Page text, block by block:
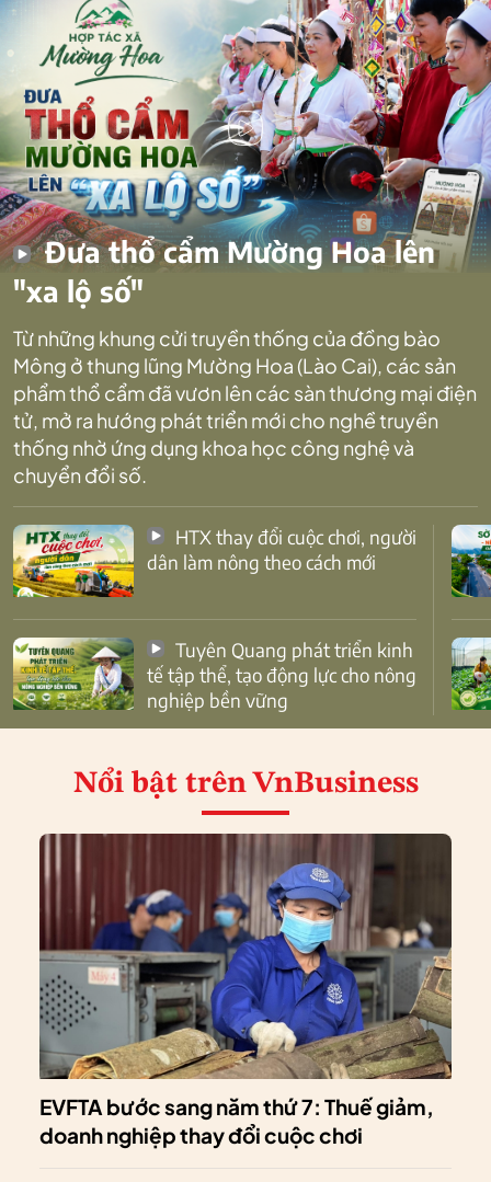
Đưa thổ cẩm Mường Hoa lên
"xa lộ số"
Từ những khung cửi truyền thống của đồng bào
Mông ở thung lũng Mường Hoa (Lào Cai), các sản
phẩm thổ cẩm đã vươn lên các sàn thương mại điện
tử, mở ra hướng phát triển mới cho nghề truyền
thống nhờ ứng dụng khoa học công nghệ và
chuyển đổi số.
dân làm nông theo cách mới
tế tập thể, tạo động lực cho nông
nghiệp bền vững
Nổi bật trên VnBusiness
EVFTA bước sang năm thứ 7: Thuế giảm,
doanh nghiệp thay đổi cuộc chơi